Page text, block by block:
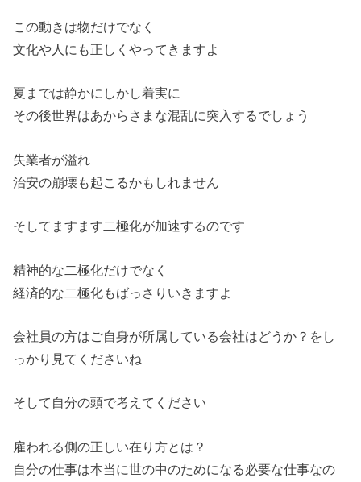
この動きは物だけでなく
文化や人にも正しくやってきますよ
夏までは静かにしかし着実に
その後世界はあからさまな混乱に突入するでしょう
失業者が溢れ
治安の崩壊も起こるかもしれません
そしてますます二極化が加速するのです
精神的な二極化だけでなく
経済的な二極化もばっさりいきますよ
会社員の方はご自身が所属している会社はどうか？をし
っかり見てくださいね
そして自分の頭で考えてください
雇われる側の正しい在り方とは？
自分の仕事は本当に世の中のためになる必要な仕事なの